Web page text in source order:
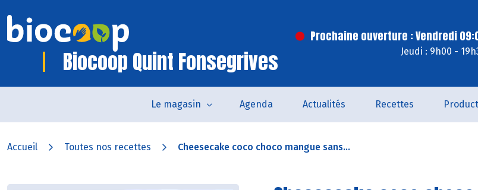
Biocoop Quint Fonsegrives
Prochaine ouverture : Vendredi
Jeudi : 9h00 -
Le magasin Agenda Actualités Recettes
Accueil Toutes nos recettes Cheesecake coco choco mangue sans...